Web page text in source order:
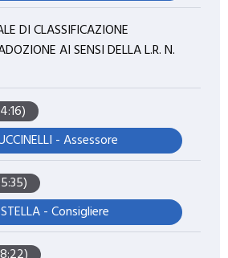
DI CLASSIFICAZIONE
AI SENSI DELLA L.R. N.
- Assessore
- Consigliere